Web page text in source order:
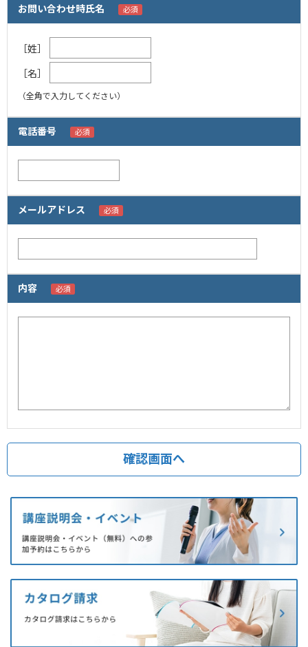
お問い合わせ時氏名
［姓］
［名］
（全角で入力してください）
電話番号
メールアドレス
内容